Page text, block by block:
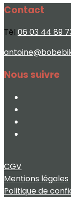
Contact
Tél 06 03 44 89
Nous suivre
CGV
Mentions légales
Politique de